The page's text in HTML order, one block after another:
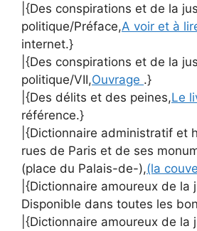
|{Des conspirations et de la
politique/Préface,A voir et à
internet.}
|{Des conspirations et de la
politique/VII,Ouvrage .}
|{Des délits et des peines,Le
référence.}
|{Dictionnaire administratif et
rues de Paris et de ses
(place du Palais-de-),(la
|{Dictionnaire amoureux de la
Disponible dans toutes les
|{Dictionnaire amoureux de la